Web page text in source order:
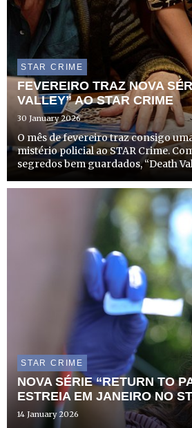
STAR CRIME
FEVEREIRO TRAZ NOVA
VALLEY” AO STAR CRIME
30 January 2026
O mês de fevereiro traz consigo
mistério policial ao STAR Crime.
segredos bem guardados, “Death
complexas numa pequena
STAR CRIME
NOVA SÉRIE “RETURN TO
ESTREIA EM JANEIRO NO
14 January 2026